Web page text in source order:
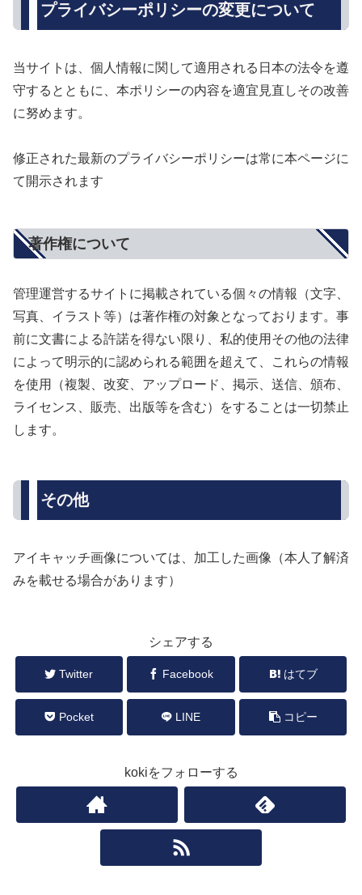
プライバシーポリシーの変更について
当サイトは、個人情報に関して適用される日本の法令を遵
守するとともに、本ポリシーの内容を適宜見直しその改善
に努めます。
修正された最新のプライバシーポリシーは常に本ページに
て開示されます
著作権について
管理運営するサイトに掲載されている個々の情報（文字、
写真、イラスト等）は著作権の対象となっております。事
前に文書による許諾を得ない限り、私的使用その他の法律
によって明示的に認められる範囲を超えて、これらの情報
を使用（複製、改変、アップロード、掲示、送信、頒布、
ライセンス、販売、出版等を含む）をすることは一切禁止
します。
その他
アイキャッチ画像については、加工した画像（本人了解済
みを載せる場合があります）
シェアする
Twitter Facebook はてブ
Pocket LINE コピー
kokiをフォローする